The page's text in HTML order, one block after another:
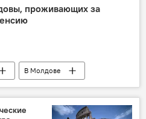
проживающих за
В Молдове